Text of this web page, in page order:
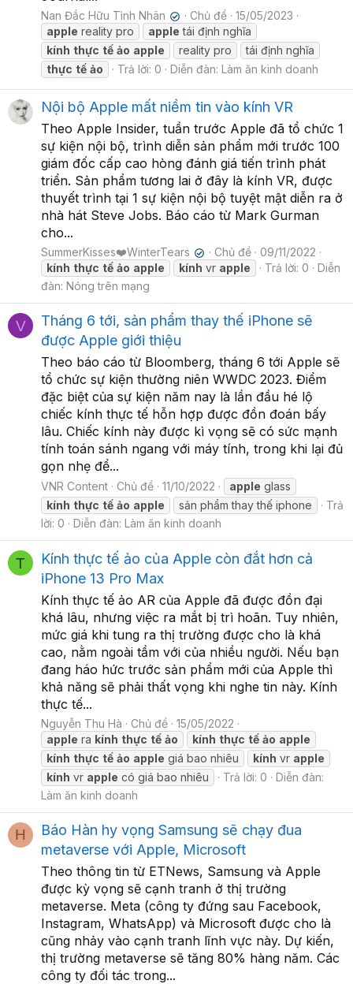
Nan Đắc Hữu Tình Nhân ✔ Chủ đề
15/05/2023
apple reality pro apple tái định nghĩa
kính thực tế ảo apple reality pro
tái định nghĩa
thực tế ảo Trả lời: 0 Diễn đàn: Làm ăn kinh doanh
Nội bộ Apple mất niềm tin vào kính VR
Theo Apple Insider, tuần trước Apple đã tổ chức 1
sự kiện nội bộ, trình diễn sản phẩm mới trước 100
giám đốc cấp cao hòng đánh giá tiến trình phát
triển. Sản phẩm tương lai ở đây là kính VR, được
thuyết trình tại 1 sự kiện nội bộ tuyệt mật diễn ra ở
nhà hát Steve Jobs. Báo cáo từ Mark Gurman
cho...
SummerKisses❤️WinterTears ✔ Chủ đề
09/11/2022
kính thực tế ảo apple kính vr apple Trả lời: 0
Diễn
đàn: Nóng trên mạng
V
Tháng 6 tới, sản phẩm thay thế iPhone sẽ
được Apple giới thiệu
Theo báo cáo từ Bloomberg, tháng 6 tới Apple sẽ
tổ chức sự kiện thường niên WWDC 2023. Điểm
đặc biệt của sự kiện năm nay là lần đầu hé lộ
chiếc kính thực tế hỗn hợp được đồn đoán bấy
lâu. Chiếc kính này được kì vọng sẽ có sức mạnh
tính toán sánh ngang với máy tính, trong khi lại đủ
gọn nhẹ để...
VNR Content Chủ đề 11/10/2022 apple glass
kính thực tế ảo apple sản phẩm thay thế iphone
Trả
lời: 0
Diễn đàn: Làm ăn kinh doanh
T
Kính thực tế ảo của Apple còn đắt hơn cả
iPhone 13 Pro Max
Kính thực tế ảo AR của Apple đã được đồn đại
khá lâu, nhưng việc ra mắt bị trì hoãn. Tuy nhiên,
mức giá khi tung ra thị trường được cho là khá
cao, nằm ngoài tầm với của nhiều người. Nếu bạn
đang háo hức trước sản phẩm mới của Apple thì
khả năng sẽ phải thất vọng khi nghe tin này. Kính
thực tế...
Nguyễn Thu Hà Chủ đề
15/05/2022
apple ra kính thực tế ảo kính thực tế ảo apple
kính thực tế ảo apple giá bao nhiêu kính vr apple
kính vr apple có giá bao nhiêu Trả lời: 0
Diễn đàn:
Làm ăn kinh doanh
H
Báo Hàn hy vọng Samsung sẽ chạy đua
metaverse với Apple, Microsoft
Theo thông tin từ ETNews, Samsung và Apple
được kỳ vọng sẽ cạnh tranh ở thị trường
metaverse. Meta (công ty đứng sau Facebook,
Instagram, WhatsApp) và Microsoft được cho là
cũng nhảy vào cạnh tranh lĩnh vực này. Dự kiến,
thị trường metaverse sẽ tăng 80% hàng năm. Các
công ty đối tác trong...